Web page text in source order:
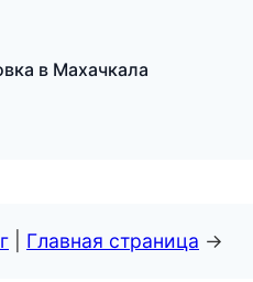
в Махачкала
Главная страница →